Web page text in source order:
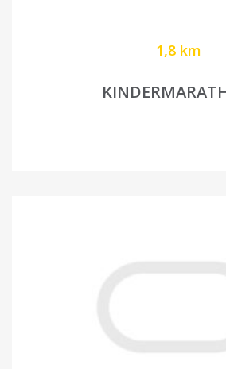
1,8 km